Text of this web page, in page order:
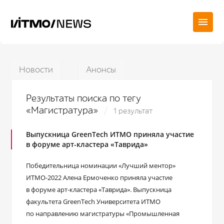
Новости Анонсы
Результаты поиска по тегу
«Магистратура»
1 результат
Выпускница GreenTech ИТМО приняла участие
в форуме арт-кластера «Таврида»
Победительница номинации «Лучший ментор»
ИТМО-2022 Алена Ермоченко приняла участие
в форуме арт-кластера «Таврида». Выпускница
факультета GreenTech Университета ИТМО
по направлению магистратуры «Промышленная